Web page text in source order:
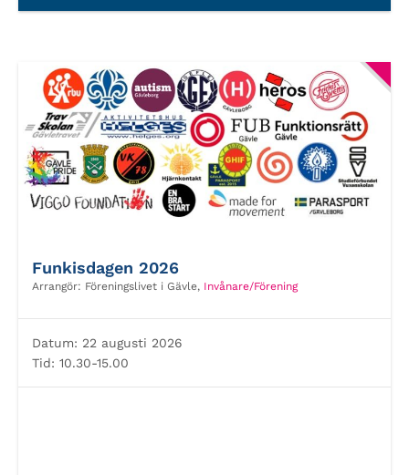
Funkisdagen 2026
Arrangör: Föreningslivet i Gävle, Invånare/Förening
Datum: 22 augusti 2026
Tid: 10.30-15.00